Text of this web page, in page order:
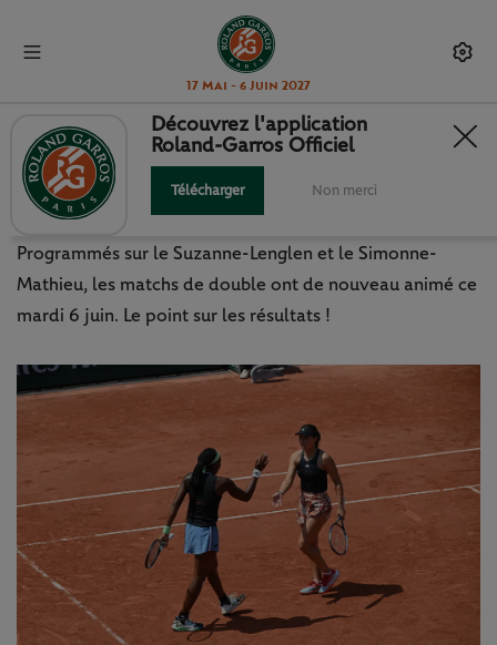
17 Mai - 6 Juin 2027
DOUBLE : L'AVENTURE CONTINUE
POUR GAUFF ET PEGULA !
Programmés sur le Suzanne-Lenglen et le Simonne-
Mathieu, les matchs de double ont de nouveau animé ce
mardi 6 juin. Le point sur les résultats !
Découvrez l'application
Roland-Garros Officiel
Télécharger Non merci